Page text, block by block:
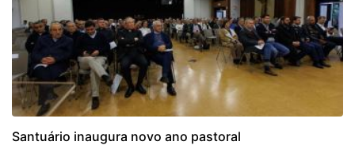
Santuário inaugura novo ano pastoral